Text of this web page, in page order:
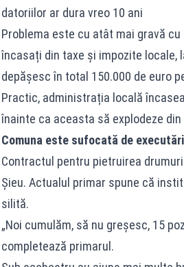
datoriilor ar dura vreo 10 ani
Problema este cu atât mai gravă
încasați din taxe și impozite locale,
depășesc în total 150.000 de euro
Practic, administrația locală
înainte ca aceasta să explodeze
Comuna este sufocată de
Contractul pentru pietruirea
Șieu. Actualul primar spune că
silită.
„Noi cumulăm, să nu greșesc, 15
completează primarul.